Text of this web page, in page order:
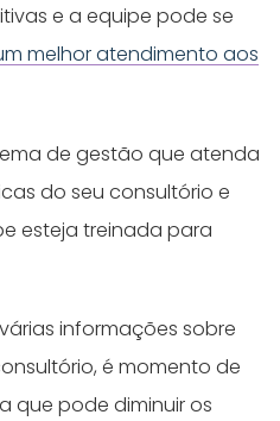
e a equipe pode se
melhor atendimento aos
de gestão que atenda
do seu consultório e
esteja treinada para
informações sobre
é momento de
que pode diminuir os